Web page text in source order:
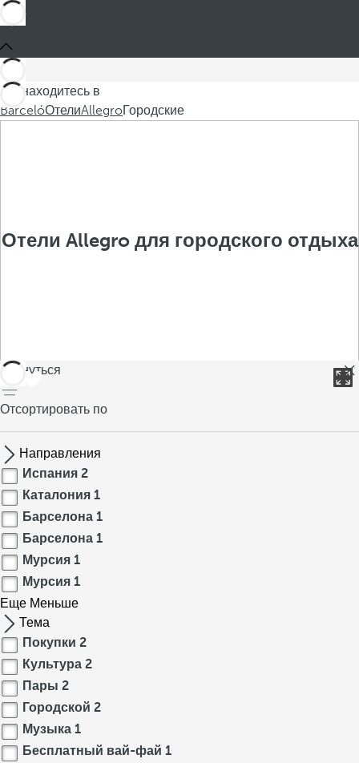
Вы находитесь в
BarcelóОтелиAllegroГородские
Отели Allegro для городского отдыха
вернуться
Отсортировать по
Направления
Испания 2
Каталония 1
Барселона 1
Барселона 1
Мурсия 1
Мурсия 1
Еще Меньше
Тема
Покупки 2
Культура 2
Пары 2
Городской 2
Музыка 1
Бесплатный вай-фай 1